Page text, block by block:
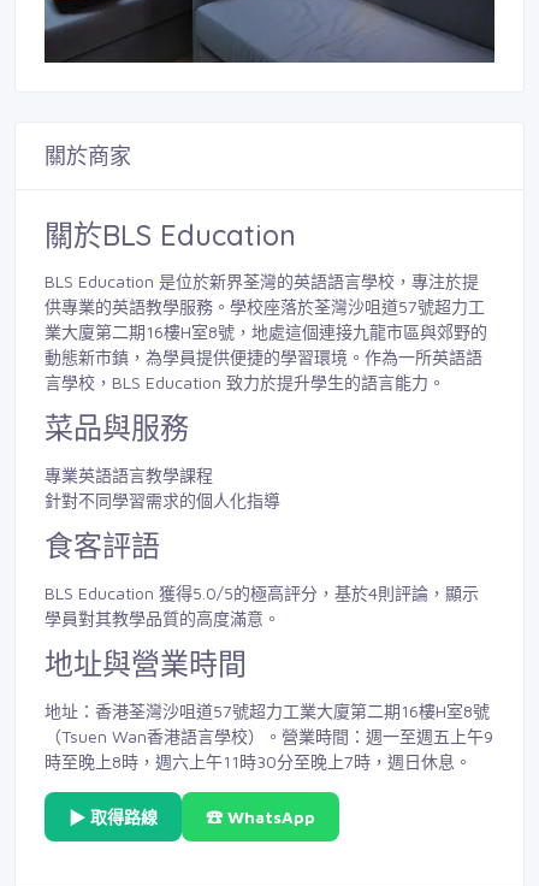
關於商家
關於BLS Education
BLS Education 是位於新界荃灣的英語語言學校，專注於提
供專業的英語教學服務。學校座落於荃灣沙咀道57號超力工
業大廈第二期16樓H室8號，地處這個連接九龍市區與郊野的
動態新市鎮，為學員提供便捷的學習環境。作為一所英語語
言學校，BLS Education 致力於提升學生的語言能力。
菜品與服務
專業英語語言教學課程
針對不同學習需求的個人化指導
食客評語
BLS Education 獲得5.0/5的極高評分，基於4則評論，顯示
學員對其教學品質的高度滿意。
地址與營業時間
地址：香港荃灣沙咀道57號超力工業大廈第二期16樓H室8號
（Tsuen Wan香港語言學校）。營業時間：週一至週五上午9
時至晚上8時，週六上午11時30分至晚上7時，週日休息。
▶ 取得路線 ☎ WhatsApp